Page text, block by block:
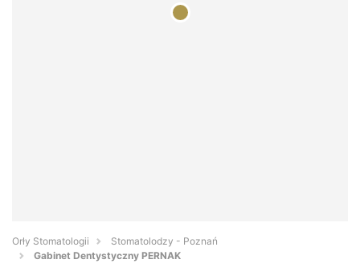
Orły Stomatologii
Stomatolodzy - Poznań
Gabinet Dentystyczny PERNAK